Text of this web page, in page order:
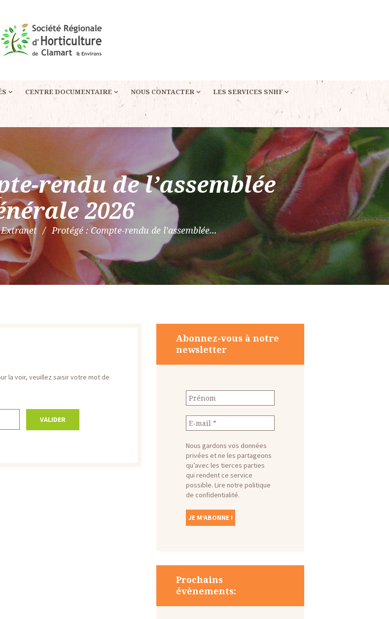
CENTRE DOCUMENTAIRE NOUS CONTACTER LES SERVICES SNHF
rendu de l’assemblée
2026
Extranet Protégé : Compte-rendu de l’assemblée...
la voir, veuillez saisir votre mot de
Abonnez-vous à notre
newsletter
Nous gardons vos données
privées et ne les partageons
qu’avec les tierces parties
qui rendent ce service
possible.Lire notre politique
de confidentialité.
Prochains
évènements: